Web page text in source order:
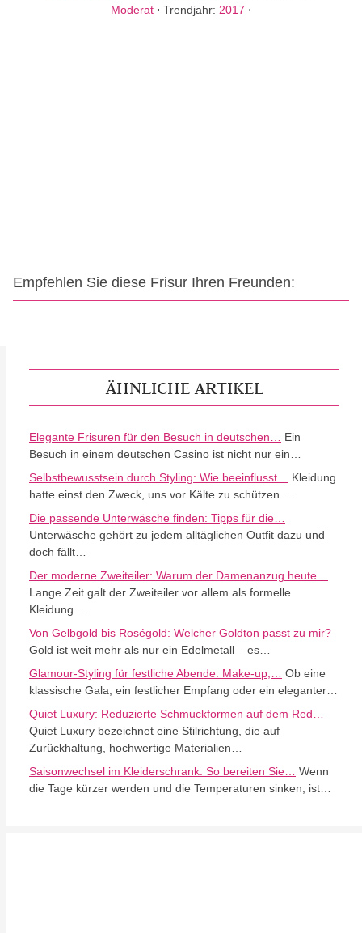
Moderat ⋅ Trendjahr: 2017 ⋅
Empfehlen Sie diese Frisur Ihren Freunden:
ÄHNLICHE ARTIKEL
Elegante Frisuren für den Besuch in deutschen…
Ein
Besuch in einem deutschen Casino ist nicht nur ein…
Selbstbewusstsein durch Styling: Wie beeinflusst…
Kleidung
hatte einst den Zweck, uns vor Kälte zu schützen.…
Die passende Unterwäsche finden: Tipps für die…
Unterwäsche gehört zu jedem alltäglichen Outfit dazu und
doch fällt…
Der moderne Zweiteiler: Warum der Damenanzug heute…
Lange Zeit galt der Zweiteiler vor allem als formelle
Kleidung.…
Von Gelbgold bis Roségold: Welcher Goldton passt zu mir?
Gold ist weit mehr als nur ein Edelmetall – es…
Glamour-Styling für festliche Abende: Make-up,…
Ob eine
klassische Gala, ein festlicher Empfang oder ein eleganter…
Quiet Luxury: Reduzierte Schmuckformen auf dem Red…
Quiet Luxury bezeichnet eine Stilrichtung, die auf
Zurückhaltung, hochwertige Materialien…
Saisonwechsel im Kleiderschrank: So bereiten Sie…
Wenn
die Tage kürzer werden und die Temperaturen sinken, ist…